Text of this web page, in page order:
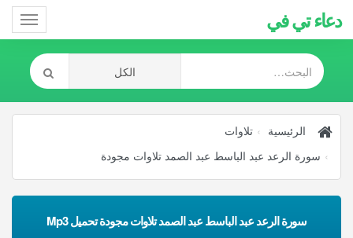
دعاء تي في
الرئيسية
تلاوات
سورة الرعد عبد الباسط عبد الصمد تلاوات مجودة
سورة الرعد عبد الباسط عبد الصمد تلاوات مجودة تحميل Mp3